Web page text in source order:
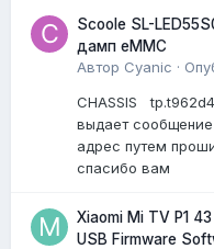
Scoole SL-
дамп eMMC
Автор Cyanic ·
CHASSIS
выдает
адрес путем
спасибо вам
Xiaomi Mi TV P1
USB Firmware